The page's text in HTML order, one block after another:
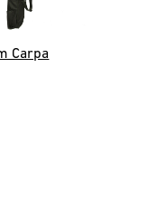
Carpa